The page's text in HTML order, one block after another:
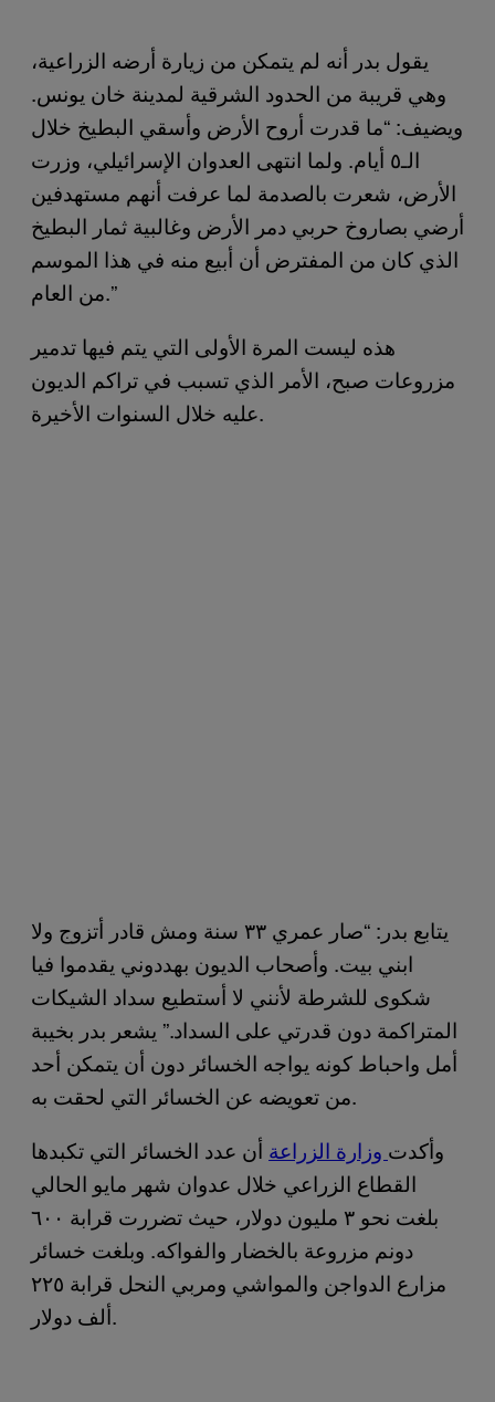
يقول بدر أنه لم يتمكن من زيارة أرضه الزراعية،
وهي قريبة من الحدود الشرقية لمدينة خان يونس.
ويضيف: “ما قدرت أروح الأرض وأسقي البطيخ خلال
الـ٥ أيام. ولما انتهى العدوان الإسرائيلي، وزرت
الأرض، شعرت بالصدمة لما عرفت أنهم مستهدفين
أرضي بصاروخ حربي دمر الأرض وغالبية ثمار البطيخ
الذي كان من المفترض أن أبيع منه في هذا الموسم
من العام.”
هذه ليست المرة الأولى التي يتم فيها تدمير
مزروعات صبح، الأمر الذي تسبب في تراكم الديون
عليه خلال السنوات الأخيرة.
يتابع بدر: “صار عمري ٣٣ سنة ومش قادر أتزوج ولا
ابني بيت. وأصحاب الديون بهددوني يقدموا فيا
شكوى للشرطة لأنني لا أستطيع سداد الشيكات
المتراكمة دون قدرتي على السداد.” يشعر بدر بخيبة
أمل واحباط كونه يواجه الخسائر دون أن يتمكن أحد
من تعويضه عن الخسائر التي لحقت به.
وأكدت وزارة الزراعة أن عدد الخسائر التي تكبدها
القطاع الزراعي خلال عدوان شهر مايو الحالي
بلغت نحو ٣ مليون دولار، حيث تضررت قرابة ٦٠٠
دونم مزروعة بالخضار والفواكه. وبلغت خسائر
مزارع الدواجن والمواشي ومربي النحل قرابة ٢٢٥
ألف دولار.